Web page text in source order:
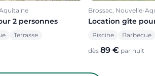
2 personnes
Terrasse
Brossac, Nouvelle-
Location gîte
Piscine Barbecue
dès 89 € par nuit